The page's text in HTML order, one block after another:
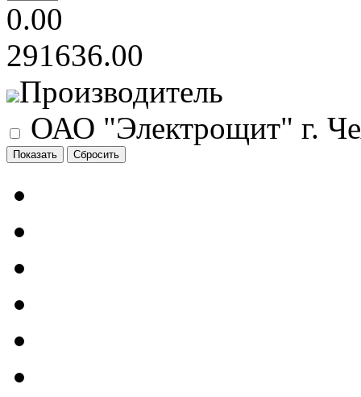
0.00
291636.00
Производитель
ОАО "Электрощит" г.